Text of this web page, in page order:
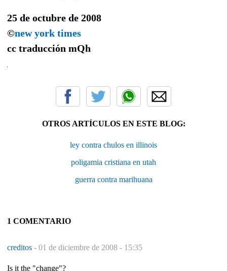
25 de octubre de 2008
©new york times
cc traducción mQh
OTROS ARTÍCULOS EN ESTE BLOG:
ley contra chulos en illinois
poligamia cristiana en utah
guerra contra marihuana
1 COMENTARIO
creditos - 01 de diciembre de 2008 - 15:35
Is it the "change"?